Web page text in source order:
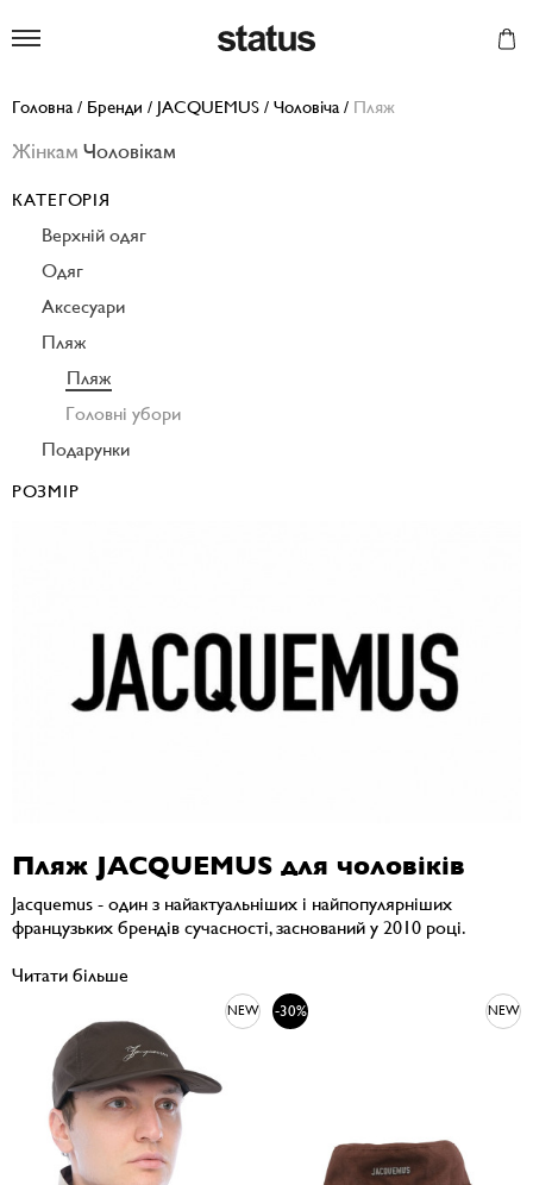
Головна / Бренди / JACQUEMUS / Чоловіча / Пляж
Пляж JACQUEMUS для чоловіків
Jacquemus - один з найактуальніших і найпопулярніших
французьких брендів сучасності, заснований у 2010 році.
Читати більше
NEW -30% NEW
Жінкам Чоловікам
КАТЕГОРІЯ
Верхній одяг
Одяг
Аксесуари
Пляж
Пляж
Головні убори
Подарунки
РОЗМІР